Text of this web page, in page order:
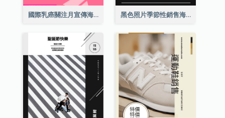
國際乳癌關注月宣傳海報 黑色照片季節性銷售海報